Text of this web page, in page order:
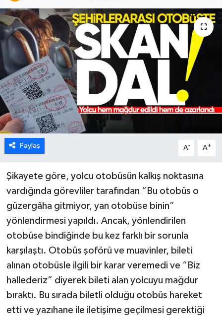
Paylaş A- A+
Şikayete göre, yolcu otobüsün kalkış noktasına
vardığında görevliler tarafından “Bu otobüs o
güzergâha gitmiyor, yan otobüse binin”
yönlendirmesi yapıldı. Ancak, yönlendirilen
otobüse bindiğinde bu kez farklı bir sorunla
karşılaştı. Otobüs şoförü ve muavinler, bileti
alınan otobüsle ilgili bir karar veremedi ve “Biz
hallederiz” diyerek bileti alan yolcuyu mağdur
bıraktı. Bu sırada biletli olduğu otobüs hareket
etti ve yazıhane ile iletişime geçilmesi gerektiği
Spor
Ulusal